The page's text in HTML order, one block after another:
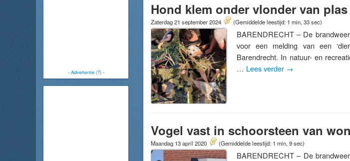
- Advertentie (?)-
Hond klem onder vlonder van
Zaterdag 21 september 2024 (Gemiddelde leestijd: 1 min, 33 sec)
BARENDRECHT – De
voor een melding van een
Barendrecht. In natuur- en
… Lees verder →
Vogel vast in schoorsteen van
Maandag 13 april 2020 (Gemiddelde leestijd: 1 min, 9 sec)
BARENDRECHT – De